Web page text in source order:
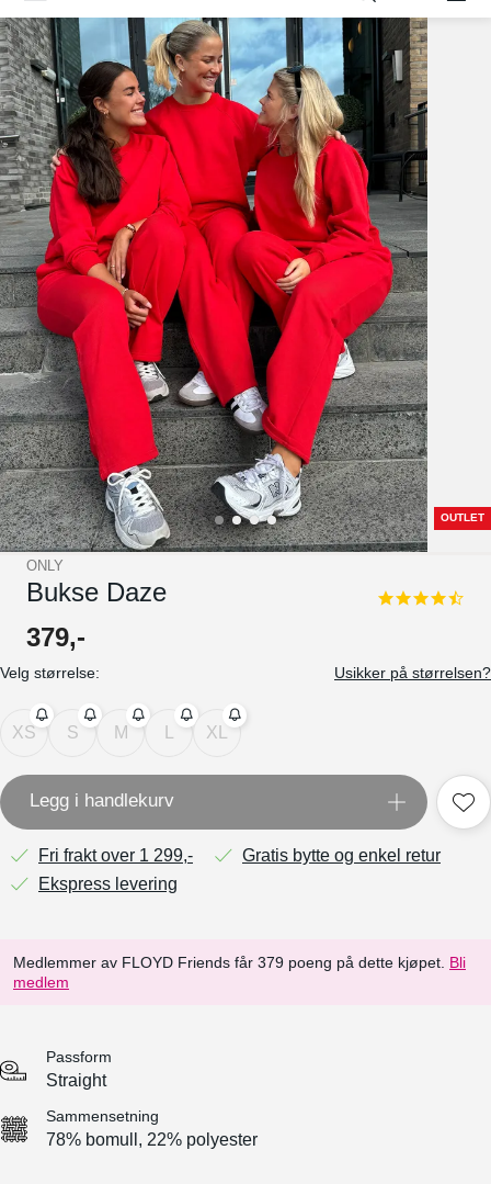
OUTLET
ONLY
Bukse Daze
4.7
379,-
Velg størrelse: Usikker på størrelsen?
XS S M XL
Legg i handlekurv
Fri frakt over 1 299,-
Gratis bytte og enkel retur
Ekspress levering
Medlemmer av FLOYD Friends får 379 poeng på dette kjøpet. Bli
medlem
Passform
Straight
Sammensetning
78% bomull, 22% polyester